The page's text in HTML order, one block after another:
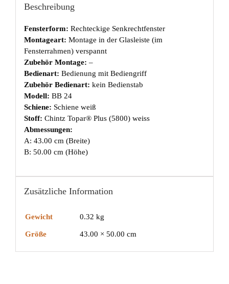
Beschreibung
Fensterform: Rechteckige Senkrechtfenster
Montageart: Montage in der Glasleiste (im
Fensterrahmen) verspannt
Zubehör Montage: –
Bedienart: Bedienung mit Bediengriff
Zubehör Bedienart: kein Bedienstab
Modell: BB 24
Schiene: Schiene weiß
Stoff: Chintz Topar® Plus (5800) weiss
Abmessungen:
A: 43.00 cm (Breite)
B: 50.00 cm (Höhe)
Zusätzliche Information
Gewicht 0.32 kg
Größe 43.00 × 50.00 cm